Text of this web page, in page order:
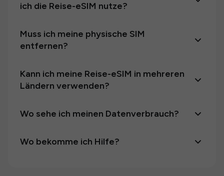
ich die Reise-eSIM nutze?
Muss ich meine physische SIM
entfernen?
Kann ich meine Reise-eSIM in mehreren
Ländern verwenden?
Wo sehe ich meinen Datenverbrauch?
Wo bekomme ich Hilfe?